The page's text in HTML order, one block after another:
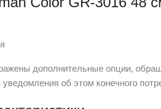
дополнительные опции,
об этом конечного